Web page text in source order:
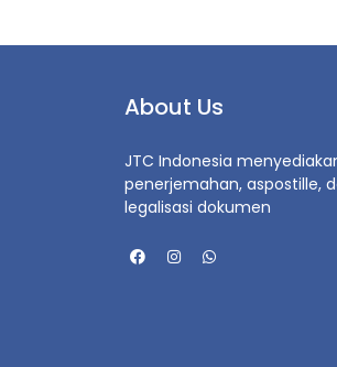
About Us
JTC Indonesia
penerjemahan, aspostille,
legalisasi dokumen